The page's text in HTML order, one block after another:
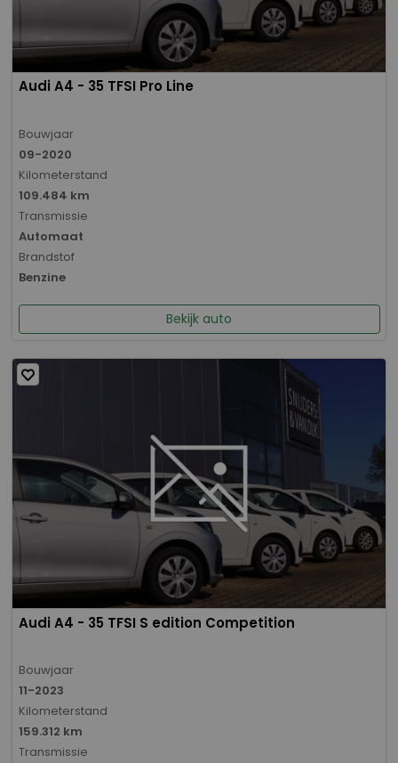
Audi A4 - 35 TFSI Pro Line
Bouwjaar
09-2020
Kilometerstand
109.484 km
Transmissie
Automaat
Brandstof
Benzine
Bekijk auto
Audi A4 - 35 TFSI S edition Competition
Bouwjaar
11-2023
Kilometerstand
159.312 km
Transmissie